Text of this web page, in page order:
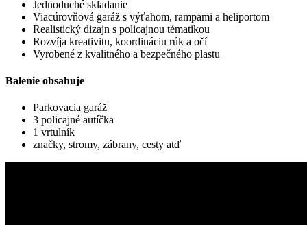
Jednoduché skladanie
Viacúrovňová garáž s výťahom, rampami a heliportom
Realistický dizajn s policajnou tématikou
Rozvíja kreativitu, koordináciu rúk a očí
Vyrobené z kvalitného a bezpečného plastu
Balenie obsahuje
Parkovacia garáž
3 policajné autíčka
1 vrtulník
značky, stromy, zábrany, cesty atď